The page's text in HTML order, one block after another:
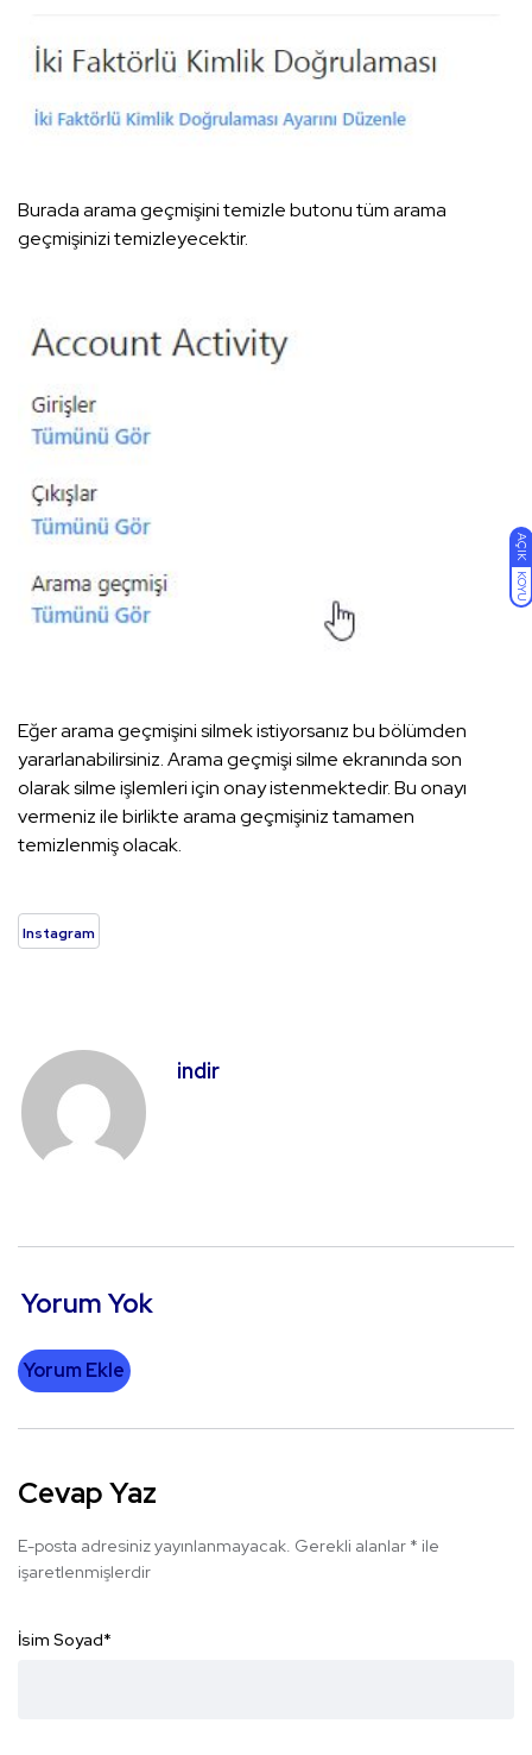
AÇIK
KOYU
Burada arama geçmişini temizle butonu tüm arama
geçmişinizi temizleyecektir.
Eğer arama geçmişini silmek istiyorsanız bu bölümden
yararlanabilirsiniz. Arama geçmişi silme ekranında son
olarak silme işlemleri için onay istenmektedir. Bu onayı
vermeniz ile birlikte arama geçmişiniz tamamen
temizlenmiş olacak.
Instagram
indir
Yorum Yok
Yorum Ekle
Cevap Yaz
E-posta adresiniz yayınlanmayacak. Gerekli alanlar * ile
işaretlenmişlerdir
İsim Soyad*